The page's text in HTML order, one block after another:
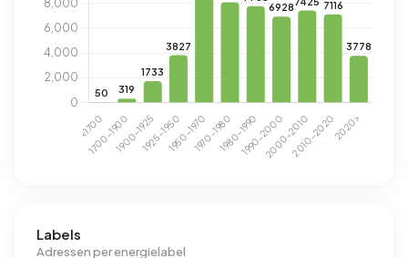
Labels
Adressen per energielabel